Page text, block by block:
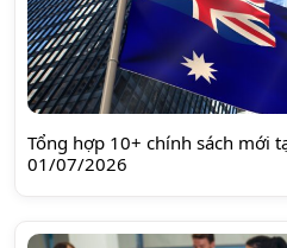
Tổng hợp 10+ chính sách mới
01/07/2026